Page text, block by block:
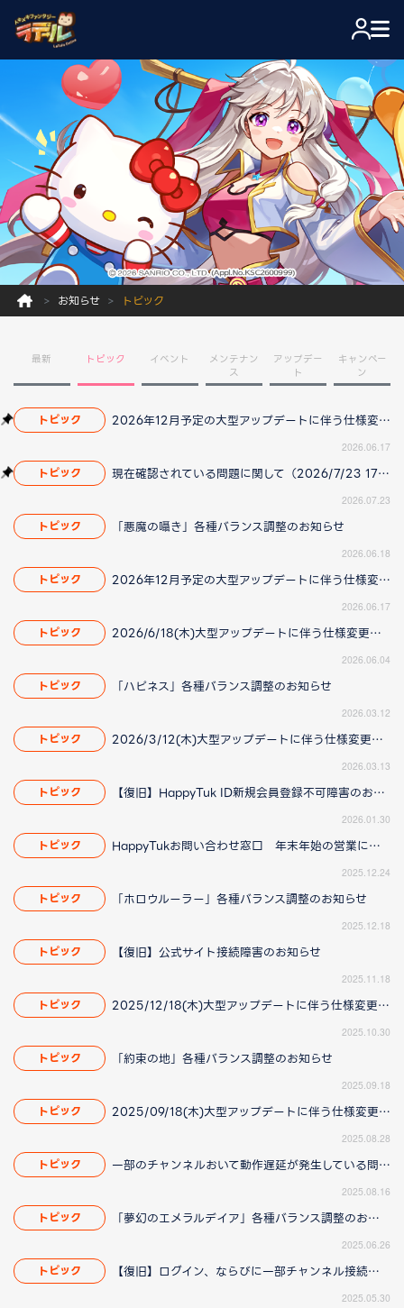
お知らせ トピック
最新 トピック イベント
メンテナン
ス
アップデー
ト
キャンペー
ン
トピック 2026年12月予定の大型アップデートに伴う仕様変更のお知らせ
2026.06.17
トピック 現在確認されている問題に関して（2026/7/23 17:00更新）
2026.07.23
トピック 「悪魔の囁き」各種バランス調整のお知らせ
2026.06.18
トピック 2026年12月予定の大型アップデートに伴う仕様変更のお知らせ
2026.06.17
トピック 2026/6/18(木)大型アップデートに伴う仕様変更のお知らせ(2026/06/04 更新)
2026.06.04
トピック 「ハピネス」各種バランス調整のお知らせ
2026.03.12
トピック 2026/3/12(木)大型アップデートに伴う仕様変更のお知らせ(2026/3/13更新)
2026.03.13
トピック 【復旧】HappyTuk ID新規会員登録不可障害のお知らせ
2026.01.30
トピック HappyTukお問い合わせ窓口 年末年始の営業について
2025.12.24
トピック 「ホロウルーラー」各種バランス調整のお知らせ
2025.12.18
トピック 【復旧】公式サイト接続障害のお知らせ
2025.11.18
トピック 2025/12/18(木)大型アップデートに伴う仕様変更のお知らせ(2025/11/20更新)
2025.10.30
トピック 「約束の地」各種バランス調整のお知らせ
2025.09.18
トピック 2025/09/18(木)大型アップデートに伴う仕様変更のお知らせ(2025/8/28 16:00更新)
2025.08.28
トピック 一部のチャンネルおいて動作遅延が発生している問題について(2025/8/21 更新)
2025.08.16
トピック 「夢幻のエメラルデイア」各種バランス調整のお知らせ
2025.06.26
トピック 【復旧】ログイン、ならびに一部チャンネル接続障害のお知らせ
2025.05.30